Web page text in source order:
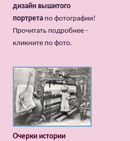
дизайн вышитого
портрета по фотографии!
Прочитать подробнее -
кликните по фото.
Очерки истории